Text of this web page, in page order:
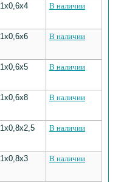
1х0,6х4 В наличии
1х0,6х6 В наличии
1х0,6х5 В наличии
1х0,6х8 В наличии
1х0,8х2,5 В наличии
1х0,8х3 В наличии